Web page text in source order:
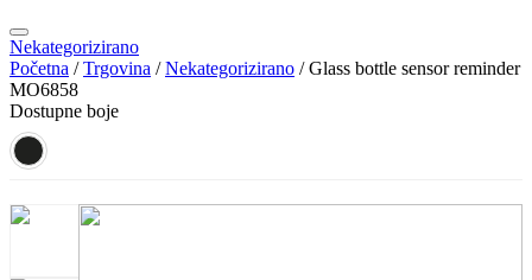
Nekategorizirano
Početna /Trgovina /Nekategorizirano / Glass bottle sensor reminder
MO6858
Dostupne boje